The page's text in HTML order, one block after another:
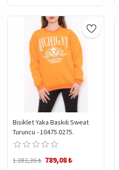
Bisiklet Yaka Baskılı Sweat
Turuncu - 10475.0275.
1.282,26 ₺ 789,08 ₺